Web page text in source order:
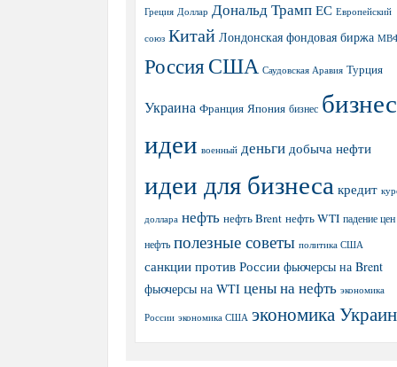
Греция Доллар Дональд Трамп ЕС Европейский
союз Китай Лондонская фондовая биржа
РоссияСША Саудовская Аравия Турция
Украина Франция Япония бизнес бизнес
идеи военный деньги добыча нефти
идеи для бизнеса кредит
доллара нефть нефть Brent нефть WTI падение
нефть полезные советы политика США
санкции против России фьючерсы на Brent
фьючерсы на WTI цены на нефть экономика
России экономика США экономика